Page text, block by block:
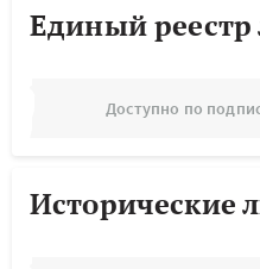
Единый
Доступно по
Исторические